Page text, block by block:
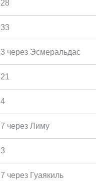
28
33
3 через Эсмеральдас
21
4
7 через Лиму
3
7 через Гуаякиль